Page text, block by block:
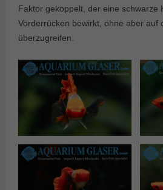
Faktor gekoppelt, der eine schwarze
Vorderrücken bewirkt, ohne aber auf
überzugreifen.